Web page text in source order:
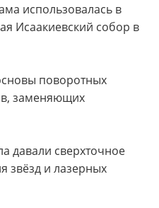
использовалась в
Исаакиевский собор в
поворотных
заменяющих
давали сверхточное
звёзд и лазерных